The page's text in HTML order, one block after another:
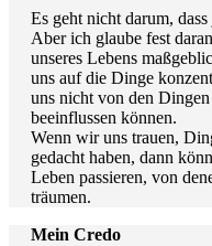
Es geht nicht darum,
Aber ich glaube fest
unseres Lebens
uns auf die Dinge
uns nicht von den
beeinflussen können.
Wenn wir uns trauen,
gedacht haben, dann
Leben passieren, von
träumen.
Mein Credo